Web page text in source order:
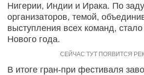
Нигерии, Индии и Ирака. По
организаторов, темой,
выступления всех команд,
Нового года.
В итоге гран-при фестиваля